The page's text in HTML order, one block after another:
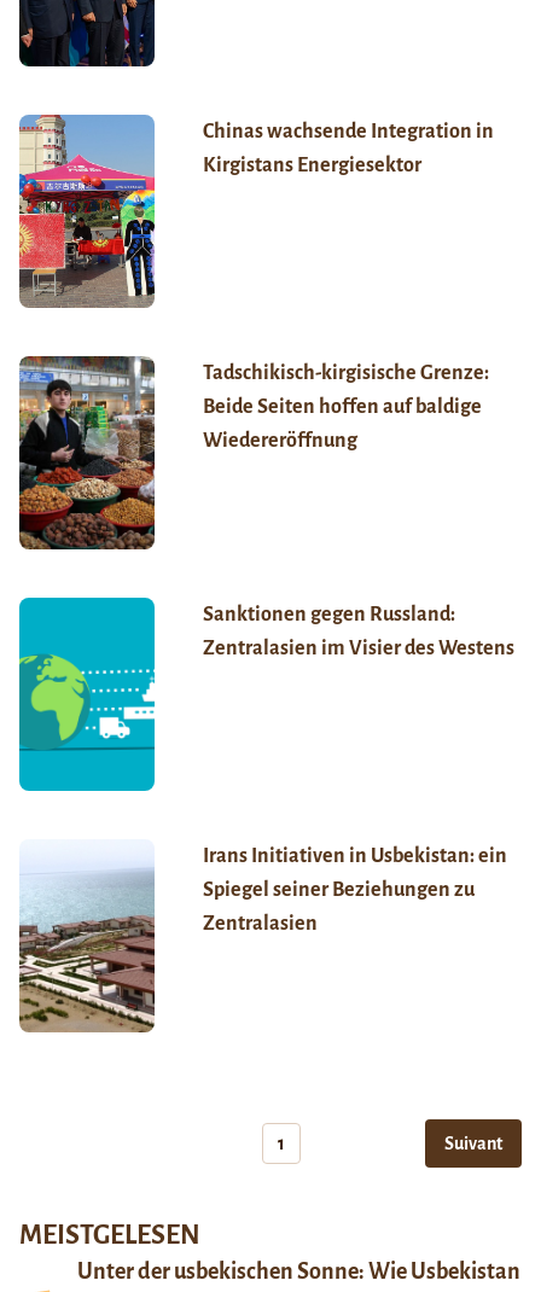
Chinas wachsende Integration in
Kirgistans Energiesektor
Tadschikisch-kirgisische Grenze:
Beide Seiten hoffen auf baldige
Wiedereröffnung
Sanktionen gegen Russland:
Zentralasien im Visier des Westens
Irans Initiativen in Usbekistan: ein
Spiegel seiner Beziehungen zu
Zentralasien
1 Suivant
MEISTGELESEN
Unter der usbekischen Sonne: Wie Usbekistan